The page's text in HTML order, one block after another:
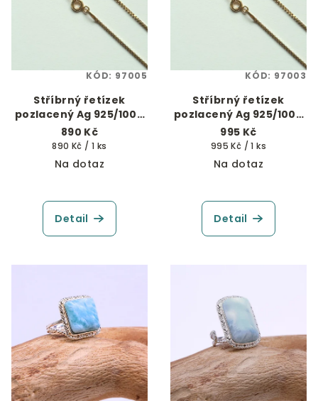
Stříbrný řetízek
pozlacený Ag 925/1000
hranatý 45 cm
890 Kč
Měrná
cena:
890 Kč / 1 ks
Na dotaz
Detail
KÓD: 97005
Stříbrný řetízek
pozlacený Ag 925/1000
hranatý 50 cm
995 Kč
Měrná
cena:
995 Kč / 1 ks
Na dotaz
Detail
KÓD: 97003